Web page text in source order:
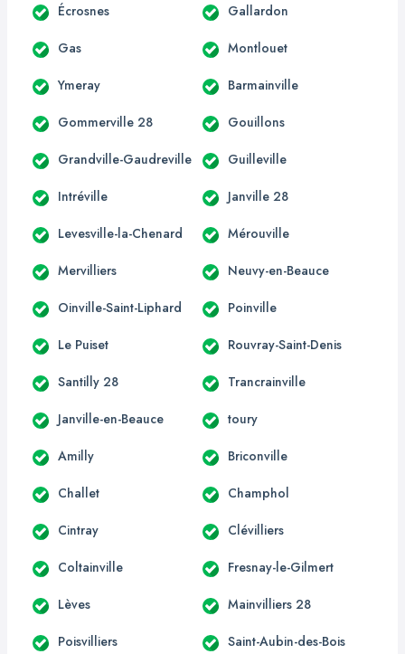
Écrosnes Gallardon
Gas Montlouet
Ymeray Barmainville
Gommerville 28 Gouillons
Grandville-Gaudreville Guilleville
Intréville Janville 28
Levesville-la-Chenard Mérouville
Mervilliers Neuvy-en-Beauce
Oinville-Saint-Liphard Poinville
Le Puiset Rouvray-Saint-Denis
Santilly 28 Trancrainville
Janville-en-Beauce toury
Amilly Briconville
Challet Champhol
Cintray Clévilliers
Coltainville Fresnay-le-Gilmert
Lèves Mainvilliers 28
Poisvilliers Saint-Aubin-des-Bois